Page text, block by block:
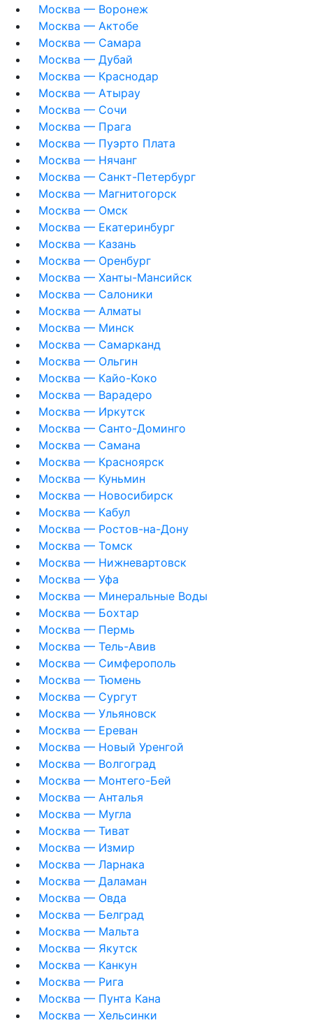
Москва — Воронеж
Москва — Актобе
Москва — Самара
Москва — Дубай
Москва — Краснодар
Москва — Атырау
Москва — Сочи
Москва — Прага
Москва — Пуэрто Плата
Москва — Нячанг
Москва — Санкт-Петербург
Москва — Магнитогорск
Москва — Омск
Москва — Екатеринбург
Москва — Казань
Москва — Оренбург
Москва — Ханты-Мансийск
Москва — Салоники
Москва — Алматы
Москва — Минск
Москва — Самарканд
Москва — Ольгин
Москва — Кайо-Коко
Москва — Варадеро
Москва — Иркутск
Москва — Санто-Доминго
Москва — Самана
Москва — Красноярск
Москва — Куньмин
Москва — Новосибирск
Москва — Кабул
Москва — Ростов-на-Дону
Москва — Томск
Москва — Нижневартовск
Москва — Уфа
Москва — Минеральные Воды
Москва — Бохтар
Москва — Пермь
Москва — Тель-Авив
Москва — Симферополь
Москва — Тюмень
Москва — Сургут
Москва — Ульяновск
Москва — Ереван
Москва — Новый Уренгой
Москва — Волгоград
Москва — Монтего-Бей
Москва — Анталья
Москва — Мугла
Москва — Тиват
Москва — Измир
Москва — Ларнака
Москва — Даламан
Москва — Овда
Москва — Белград
Москва — Мальта
Москва — Якутск
Москва — Канкун
Москва — Рига
Москва — Пунта Кана
Москва — Хельсинки